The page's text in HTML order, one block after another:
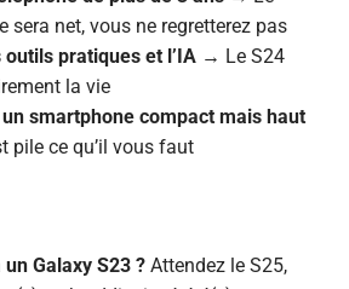
sera net, vous ne regretterez pas
pratiques et l’IA → Le S24
la vie
smartphone compact mais haut
pile ce qu’il vous faut
Galaxy S23 ? Attendez le S25,